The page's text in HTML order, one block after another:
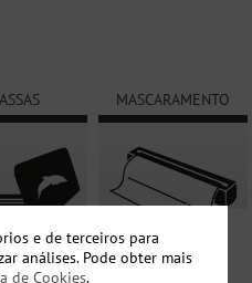
MASCARAMENTO
e de terceiros para
análises. Pode obter mais
de Cookies.